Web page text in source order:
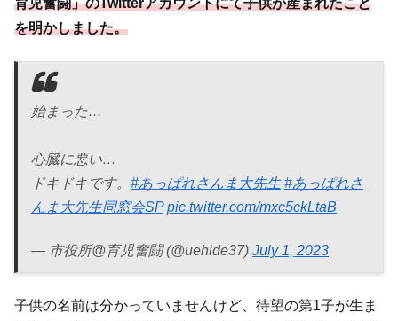
育児奮闘」のTwitterアカウントにて子供が産まれたこと
を明かしました。
始まった…
心臓に悪い…
ドキドキです。 #あっぱれさんま大先生 #あっぱれさ
んま大先生同窓会SP pic.twitter.com/mxc5ckLtaB
— 市役所@育児奮闘 (@uehide37) July 1, 2023
子供の名前は分かっていませんけど、待望の第1子が生ま